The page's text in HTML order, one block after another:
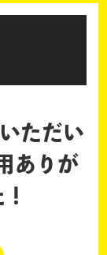
ただい
ありが